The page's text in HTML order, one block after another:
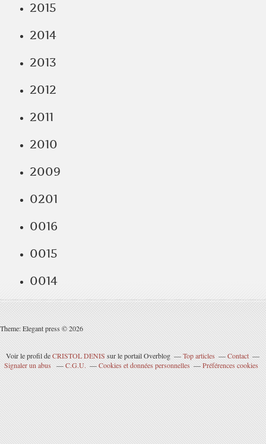
2015
2014
2013
2012
2011
2010
2009
0201
0016
0015
0014
Theme: Elegant press © 2026
Voir le profil deCRISTOL DENIS sur le portail Overblog Top articles
Contact
Signaler un abus
C.G.U. Cookies et données personnelles Préférences cookies